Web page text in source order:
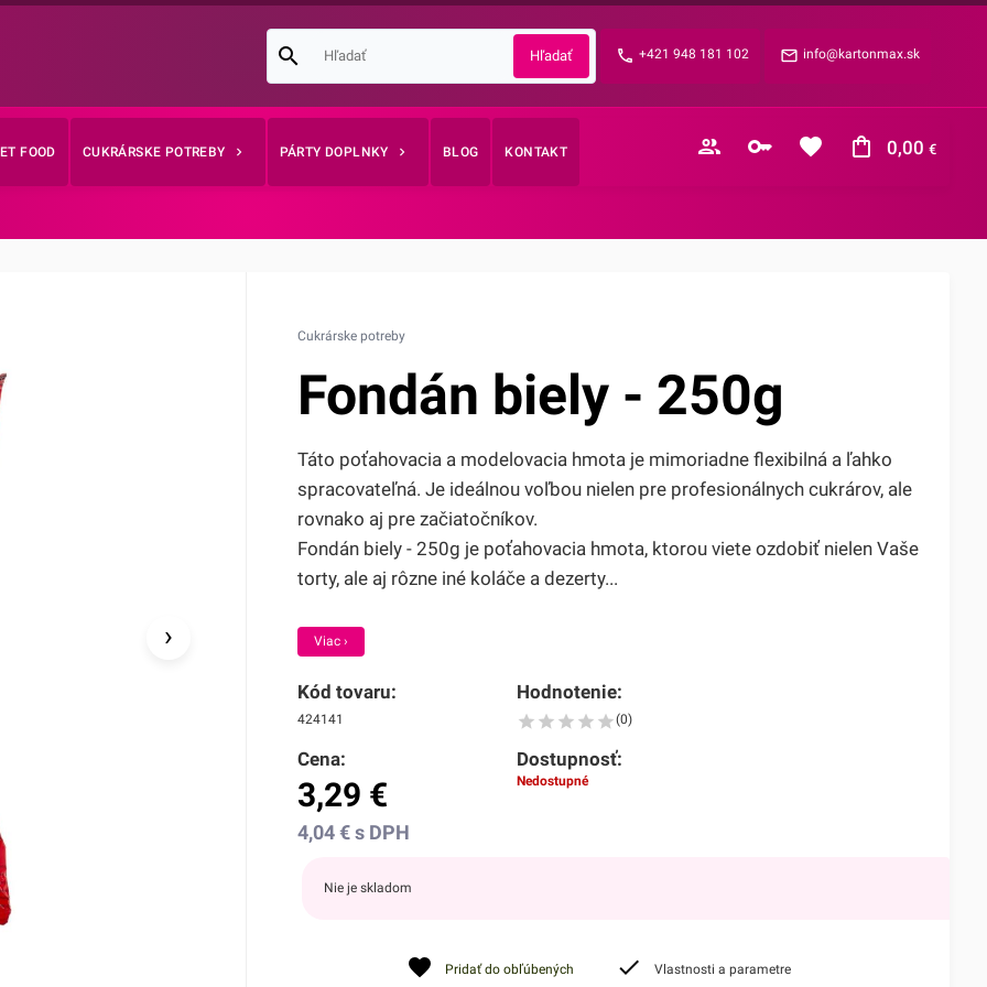
info@kartonmax.sk
+421 948 181 102
FOOD CUKRÁRSKE POTREBY PÁRTY DOPLNKY BLOG KONTAKT 0,00€
Zabudnuté heslo?
›
Cukrárske potreby
Fondán biely - 250g
Táto poťahovacia a modelovacia hmota je mimoriadne flexibilná a ľahko
spracovateľná. Je ideálnou voľbou nielen pre profesionálnych cukrárov, ale
rovnako aj pre začiatočníkov.
Fondán biely - 250g je poťahovacia hmota, ktorou viete ozdobiť nielen Vaše
torty, ale aj rôzne iné koláče a dezerty...
Viac ›
Kód tovaru:
424141
Hodnotenie:
(0)
Cena:
3,29 €
4,04€s DPH
Dostupnosť:
Nedostupné
Nie je skladom
Pridať do obľúbených Vlastnosti a parametre